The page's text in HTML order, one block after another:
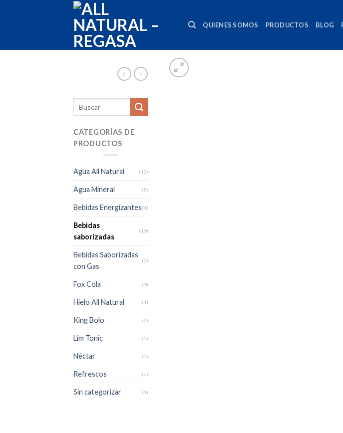
QUIENES SOMOS PRODUCTOS BLOG
CATEGORÍAS DE
PRODUCTOS
Agua All Natural (12)
Agua Mineral (8)
Bebidas Energizantes(1)
Bebidas
saborizadas
(19)
Bebidas Saborizadas
con Gas
(3)
Fox Cola (9)
Hielo All Natural (1)
King Bolo (2)
Lim Tonic (5)
Néctar (5)
Refrescos (0)
Sin categorizar (1)